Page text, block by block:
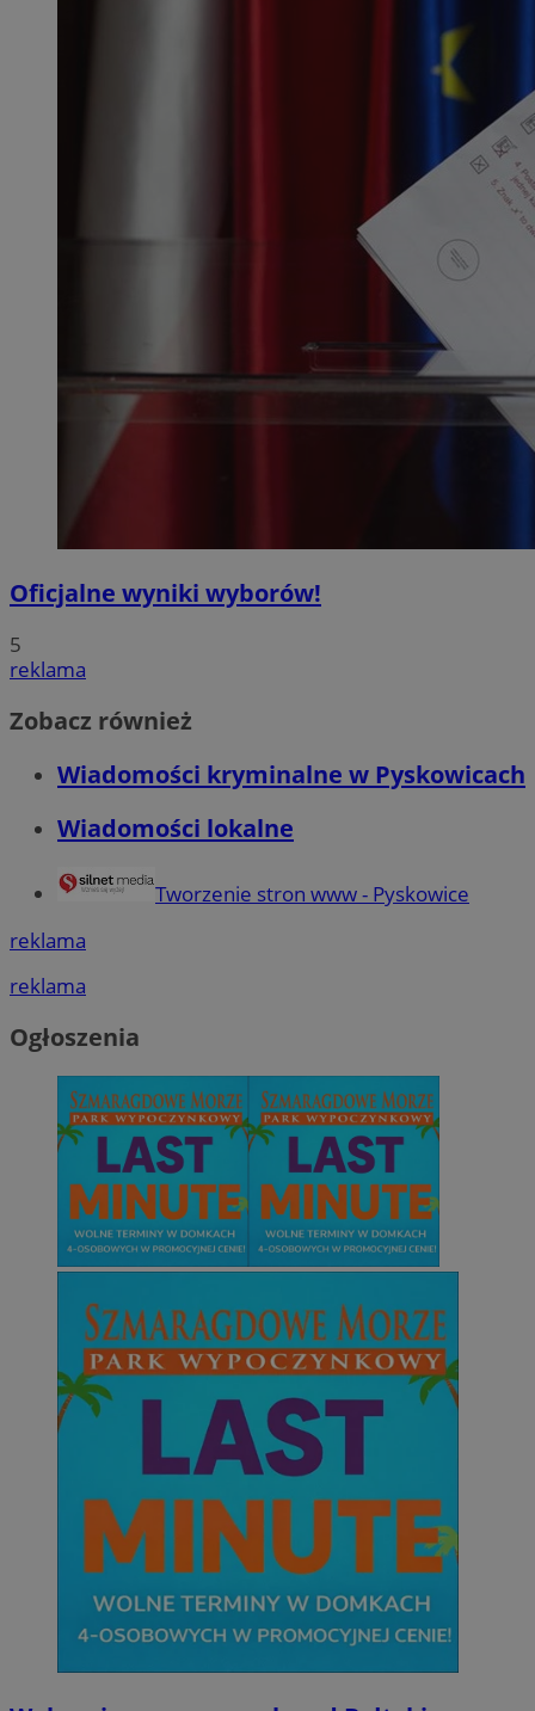
Oficjalne wyniki wyborów!
5
reklama
Zobacz również
Wiadomości kryminalne w Pyskowicach
Wiadomości lokalne
Tworzenie stron www - Pyskowice
reklama
reklama
Ogłoszenia